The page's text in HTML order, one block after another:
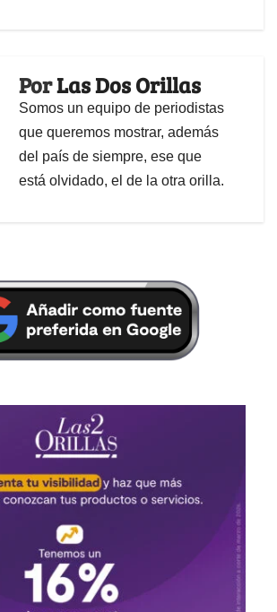
PorLas Dos Orillas
Somos un equipo de periodistas
que queremos mostrar, además
del país de siempre, ese que
está olvidado, el de la otra orilla.